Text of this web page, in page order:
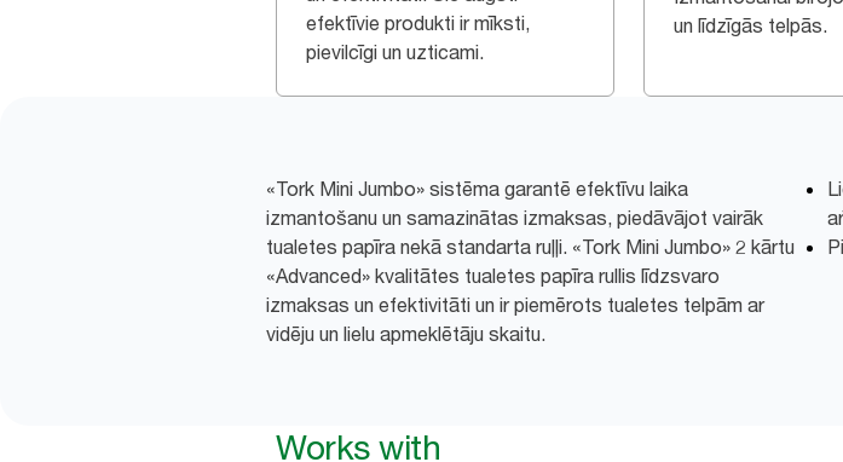
efektīvie produkti ir mīksti,
pievilcīgi un uzticami.
un līdzīgās telpās.
«Tork Mini Jumbo» sistēma garantē efektīvu laika
izmantošanu un samazinātas izmaksas, piedāvājot vairāk
tualetes papīra nekā standarta ruļļi. «Tork Mini Jumbo» 2 kārtu
«Advanced» kvalitātes tualetes papīra rullis līdzsvaro
izmaksas un efektivitāti un ir piemērots tualetes telpām ar
vidēju un lielu apmeklētāju skaitu.
Works with